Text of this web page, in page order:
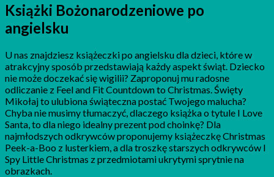
Książki Bożonarodzeniowe po
angielsku
U nas znajdziesz książeczki po angielsku dla dzieci, które w
atrakcyjny sposób przedstawiają każdy aspekt świąt. Dziecko
nie może doczekać się wigilii? Zaproponuj mu radosne
odliczanie z Feel and Fit Countdown to Christmas. Święty
Mikołaj to ulubiona świąteczna postać Twojego malucha?
Chyba nie musimy tłumaczyć, dlaczego książka o tytule I Love
Santa, to dla niego idealny prezent pod choinkę? Dla
najmłodszych odkrywców proponujemy książeczkę Christmas
Peek-a-Boo z lusterkiem, a dla troszkę starszych odkrywców I
Spy Little Christmas z przedmiotami ukrytymi sprytnie na
obrazkach.